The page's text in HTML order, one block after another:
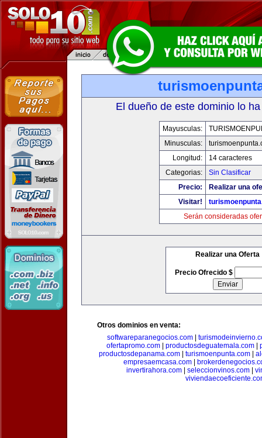
El dueño de este dominio lo
Mayusculas:
Minusculas:
Longitud:
14 caracteres
Categorias:
Sin Clasificar
Precio:
Realizar una
Visitar!
Serán consideradas
Realizar una Oferta
Precio Ofrecido $
Otros dominios en venta:
softwareparanegocios.com|
ofertapromo.com
productosdeguatemala.com
productosdepanama.com
turismoenpunta.com
empresaemcasa.com
invertirahora.com| seleccionvinos.com|